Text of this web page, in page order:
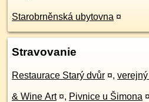
Starobrněnská ubytovna ¤
Stravovanie
Restaurace Starý dvůr ¤, verejný
& Wine Art ¤, Pivnice u Šimona ¤